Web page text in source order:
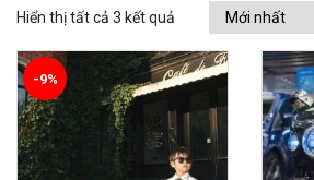
Hiển thị tất cả 3 kết quả
-9%